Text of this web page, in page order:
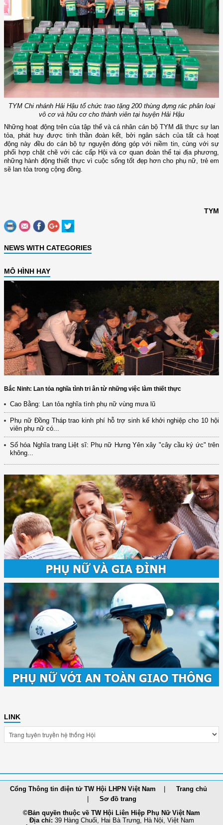
TYM Chi nhánh Hải Hậu tổ chức trao tặng 200 thùng đựng rác phân loại
vô cơ và hữu cơ cho thành viên tại huyện Hải Hậu
Những hoạt động trên của tập thể và cá nhân cán bộ TYM đã thực sự lan
tỏa, phát huy được tinh thần đoàn kết, bởi ngân sách của tất cả hoạt
động này đều do cán bộ tự nguyện đóng góp với niềm tin, cùng với sự
phối hợp chặt chẽ với các cấp Hội và cơ quan đoàn thể tại địa phương,
những hành động thiết thực vì cuộc sống tốt đẹp hơn cho phụ nữ, trẻ em
sẽ lan tỏa trong cộng đồng.
TYM
NEWS WITH CATEGORIES
MÔ HÌNH HAY
Bắc Ninh: Lan tỏa nghĩa tình tri ân từ những việc làm thiết thực
Cao Bằng: Lan tỏa nghĩa tình phụ nữ vùng mưa lũ
Phụ nữ Đồng Tháp trao kinh phí hỗ trợ sinh kế khởi nghiệp cho 10 hội
viên phụ nữ có...
Số hóa Nghĩa trang Liệt sĩ: Phụ nữ Hưng Yên xây "cây cầu ký ức" trên
không...
LINK
Cổng Thông tin điện tử TW Hội LHPN Việt Nam
Trang chủ
Sơ đồ trang
©Bản quyền thuộc về TW Hội Liên Hiệp Phụ Nữ Việt Nam
Địa chỉ: 39 Hàng Chuối, Hai Bà Trưng, Hà Nội, Việt Nam